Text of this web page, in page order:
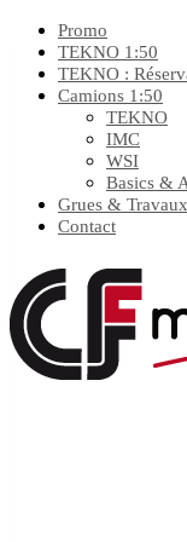
Promo
TEKNO 1:50
TEKNO :
Camions 1:50
TEKNO
IMC
WSI
Basics &
Grues &
Contact